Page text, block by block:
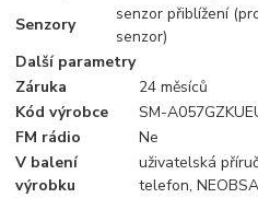
Senzory
senzor přiblížení
senzor)
Další parametry
Záruka
24 měsíců
Kód výrobce
SM-
FM rádio
Ne
V balení
výrobku
uživatelská
telefon,